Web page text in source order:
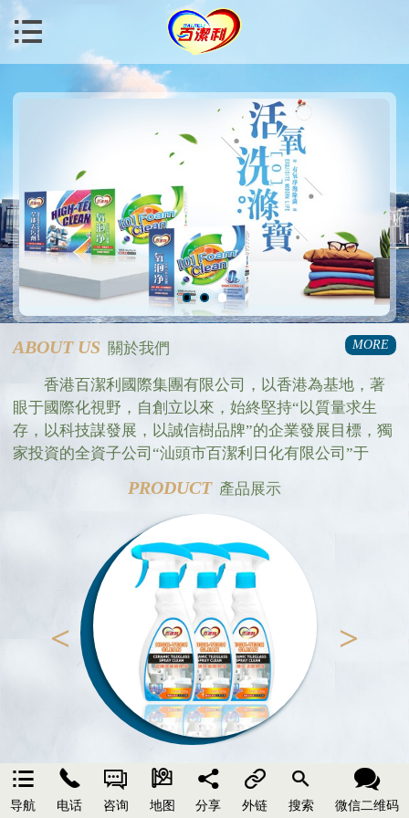

导航

电话

咨询

地图

分享

外链

搜索

微信二维码

ABOUT US 關於我們 MORE
香港百潔利國際集團有限公司，以香港為基地，著
眼于國際化視野，自創立以來，始終堅持“以質量求生
存，以科技謀發展，以誠信樹品牌”的企業發展目標，獨
家投資的全資子公司“汕頭市百潔利日化有限公司”于
了“恒藝”商標，也使“百潔利”在國內的歷史故事可追溯
到1991年，使“百潔利”擁有更加豐富的生產、品質把控
經驗和成熟的品牌運作經驗，是一家集產、學、研、
科、工、貿于一體的綜合性專業化洗滌清潔用品企業。
擁有GMP標準現代化工業廠房及從國外引進先進的生產
設備和管理理念，從產品研發到客戶服務進行全過程的
細節規範管理，公司憑藉對國內外洗滌清潔、護理用品
流行趨勢的準確把握及原材料的研發、加工和進出口貿
易等優勢，歷經30年不斷的努力和發展，憑藉優秀的產
品質量，已成為國內外眾多知名品牌企業的首選合作夥
PRODUCT 產品展示
< >
NEWS 新聞動態